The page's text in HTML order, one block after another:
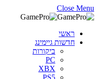
Close Menu
ראשי
חדשות גיימינג
ביקורות
PC
XBX
PS5